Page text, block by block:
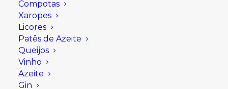
Compotas
Xaropes
Licores
Patês de Azeite
Queijos
Vinho
Azeite
Gin